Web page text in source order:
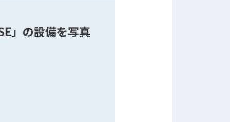
」の設備を写真